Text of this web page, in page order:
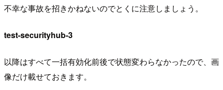
不幸な事故を招きかねないのでとくに注意しましょう。
test-securityhub-3
以降はすべて一括有効化前後で状態変わらなかったので、画
像だけ載せておきます。